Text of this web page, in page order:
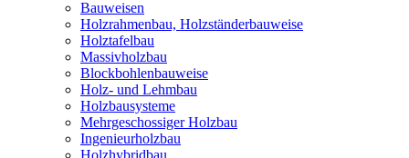
Bauweisen
Holzrahmenbau, Holzständerbauweise
Holztafelbau
Massivholzbau
Blockbohlenbauweise
Holz- und Lehmbau
Holzbausysteme
Mehrgeschossiger Holzbau
Ingenieurholzbau